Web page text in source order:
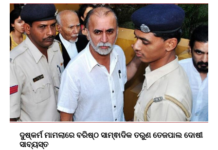
ଦୁଷ୍କର୍ମ ମାମଲାରେ ବରିଷ୍ଠ ସାମ୍ଵାଦିକ ତରୁଣ ତେଜପାଲ ଦୋଷୀ
ସାବ୍ୟସ୍ତ